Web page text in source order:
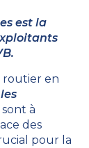
est la
routier en
les
sont à
des
pour la